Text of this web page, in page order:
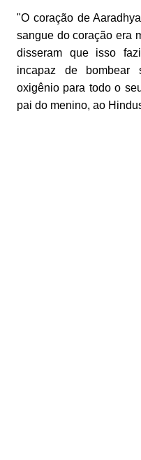
"O coração de
sangue do coração era
disseram que isso
incapaz de bombear
oxigênio para todo o
pai do menino, ao